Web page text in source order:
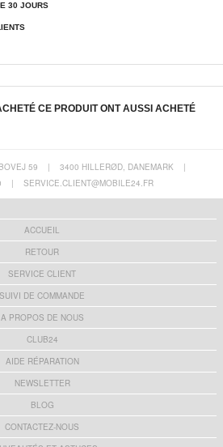
30 JOURS
CE PRODUIT ONT AUSSI ACHETÉ
Banque
Momax 1-Power Q.Pass2 Qi2.2 25W Banque
d'alimentation sans fil magnétique 10000mAh
- Noir
UltraGuard Matte - Rose
59 | 3400 HILLERØD, DANEMARK
|
| SERVICE.CLIENT@MOBILE24.FR
ACCUEIL
RETOUR
SERVICE CLIENT
SUIVI DE COMMANDE
A PROPOS DE NOUS
CLUB24
AIDE RÉPARATION
NEWSLETTER
BLOG
CONTACTEZ-NOUS